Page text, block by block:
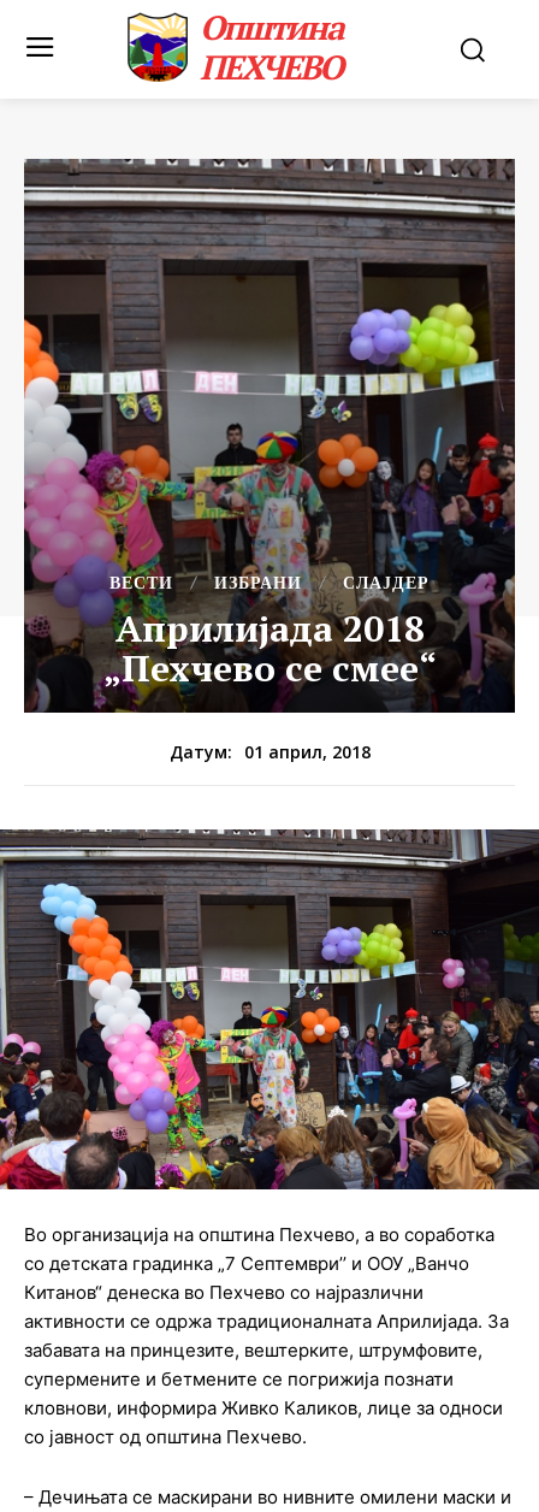
Општина
ПЕХЧЕВО
ВЕСТИ ИЗБРАНИ СЛАЈДЕР
Априлијада 2018
„Пехчево се смее“
Датум: 01 април, 2018
Во организација на општина Пехчево, а во соработка
со детската градинка „7 Септември’’ и ООУ „Ванчо
Китанов“ денеска во Пехчево со најразлични
активности се одржа традиционалната Априлијада. За
забавата на принцезите, вештерките, штрумфовите,
супермените и бетмените се погрижија познати
кловнови, информира Живко Каликов, лице за односи
со јавност од општина Пехчево.
– Дечињата се маскирани во нивните омилени маски и